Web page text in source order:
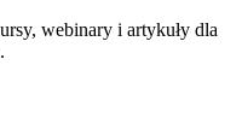
webinary i artykuły dla